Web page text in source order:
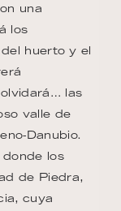
una
los
huerto y el
las
valle de
Danubio.
donde los
de Piedra,
cuya